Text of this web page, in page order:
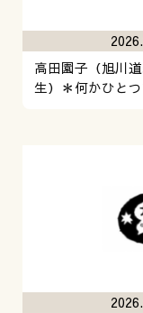
高田園子（旭川
生）＊何かひと